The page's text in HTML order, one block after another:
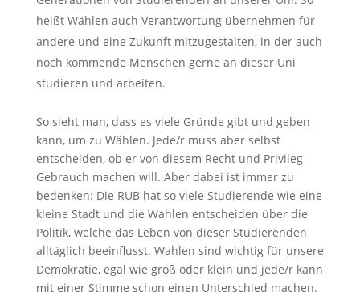
heißt Wählen auch Verantwortung übernehmen für
andere und eine Zukunft mitzugestalten, in der auch
noch kommende Menschen gerne an dieser Uni
studieren und arbeiten.
So sieht man, dass es viele Gründe gibt und geben
kann, um zu Wählen. Jede/r muss aber selbst
entscheiden, ob er von diesem Recht und Privileg
Gebrauch machen will. Aber dabei ist immer zu
bedenken: Die RUB hat so viele Studierende wie eine
kleine Stadt und die Wahlen entscheiden über die
Politik, welche das Leben von dieser Studierenden
alltäglich beeinflusst. Wahlen sind wichtig für unsere
Demokratie, egal wie groß oder klein und jede/r kann
mit einer Stimme schon einen Unterschied machen.